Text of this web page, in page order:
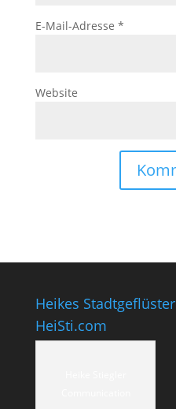
E-Mail-Adresse *
Website
Heikes Stadtgeflüster
HeiSti.com